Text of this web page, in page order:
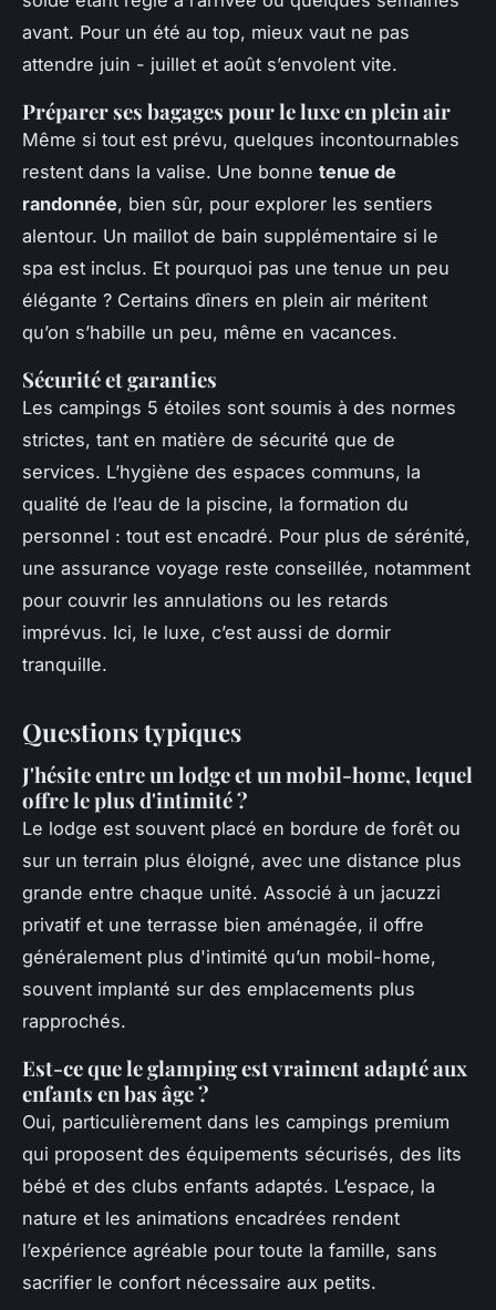
avant. Pour un été au top, mieux vaut ne pas
attendre juin - juillet et août s’envolent vite.
Préparer ses bagages pour le luxe en plein air
Même si tout est prévu, quelques incontournables
restent dans la valise. Une bonne tenue de
randonnée, bien sûr, pour explorer les sentiers
alentour. Un maillot de bain supplémentaire si le
spa est inclus. Et pourquoi pas une tenue un peu
élégante ? Certains dîners en plein air méritent
qu’on s’habille un peu, même en vacances.
Sécurité et garanties
Les campings 5 étoiles sont soumis à des normes
strictes, tant en matière de sécurité que de
services. L’hygiène des espaces communs, la
qualité de l’eau de la piscine, la formation du
personnel : tout est encadré. Pour plus de sérénité,
une assurance voyage reste conseillée, notamment
pour couvrir les annulations ou les retards
imprévus. Ici, le luxe, c’est aussi de dormir
tranquille.
Questions typiques
J'hésite entre un lodge et un mobil-home, lequel
offre le plus d'intimité ?
Le lodge est souvent placé en bordure de forêt ou
sur un terrain plus éloigné, avec une distance plus
grande entre chaque unité. Associé à un jacuzzi
privatif et une terrasse bien aménagée, il offre
généralement plus d'intimité qu’un mobil-home,
souvent implanté sur des emplacements plus
rapprochés.
Est-ce que le glamping est vraiment adapté aux
enfants en bas âge ?
Oui, particulièrement dans les campings premium
qui proposent des équipements sécurisés, des lits
bébé et des clubs enfants adaptés. L’espace, la
nature et les animations encadrées rendent
l’expérience agréable pour toute la famille, sans
sacrifier le confort nécessaire aux petits.